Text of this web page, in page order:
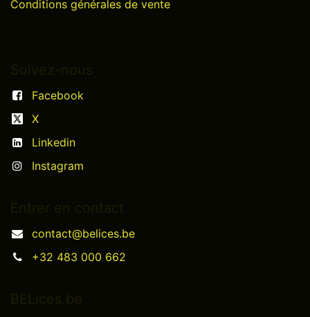
Conditions générales de vente
Facebook
X
Linkedin
Instagram
contact@belices.be
+32 483 000 662